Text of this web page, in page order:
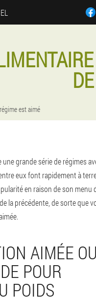
est aimé
grande série de régimes
eux font rapidement à
en raison de son
la précédente, de sorte que
AIMÉE OU
POUR
POIDS